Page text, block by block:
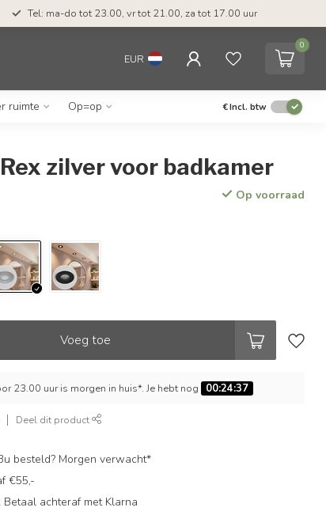
Tel: ma-do tot 23.00, vr tot 21.00, za tot 17.00 uur
EUR
0
ruimte Op=op €Incl. btw
zilver voor badkamer
Op voorraad
Voeg toe
23.00 uur is morgen in huis*. Je hebt nog 00:24:36
Deel dit product
besteld? Morgen verwacht*
€55,-
achteraf met Klarna